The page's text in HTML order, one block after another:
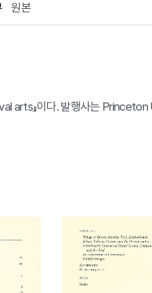
원본
arts』이다. 발행사는